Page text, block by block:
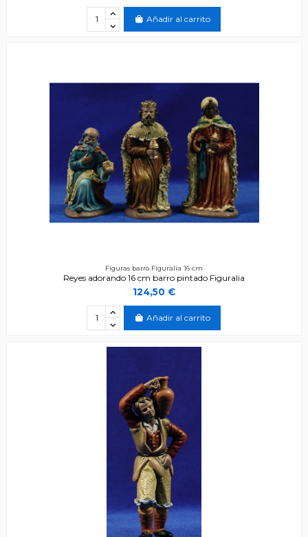
Añadir al carrito
Figuras barro Figuralia 16 cm
Reyes adorando 16 cm barro pintado Figuralia
124,50 €
Añadir al carrito